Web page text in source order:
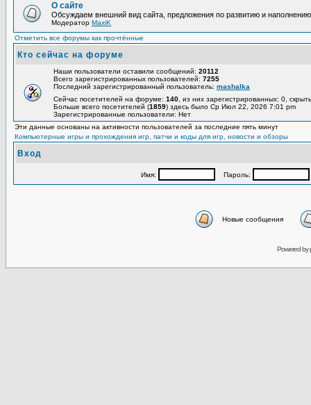
О сайте
Обсуждаем внешний вид сайта, предложения по развитию и
Модератор MaxiK
Отметить все форумы как прочтённые
Кто сейчас на форуме
Наши пользователи оставили сообщений: 20112
Всего зарегистрированных пользователей: 7255
Последний зарегистрированный пользователь: mashalka
Сейчас посетителей на форуме: 140 , из них зарегистрированных: 0,
Больше всего посетителей (1859) здесь было Ср Июл 22, 2026 7:01 pm
Зарегистрированные пользователи: Нет
Эти данные основаны на активности пользователей за последние пять минут
Компьютерные игры и прохождения игр, патчи и коды для игр, новости и обзоры
Вход
Имя: Пароль:
Новые сообщения
Powered by